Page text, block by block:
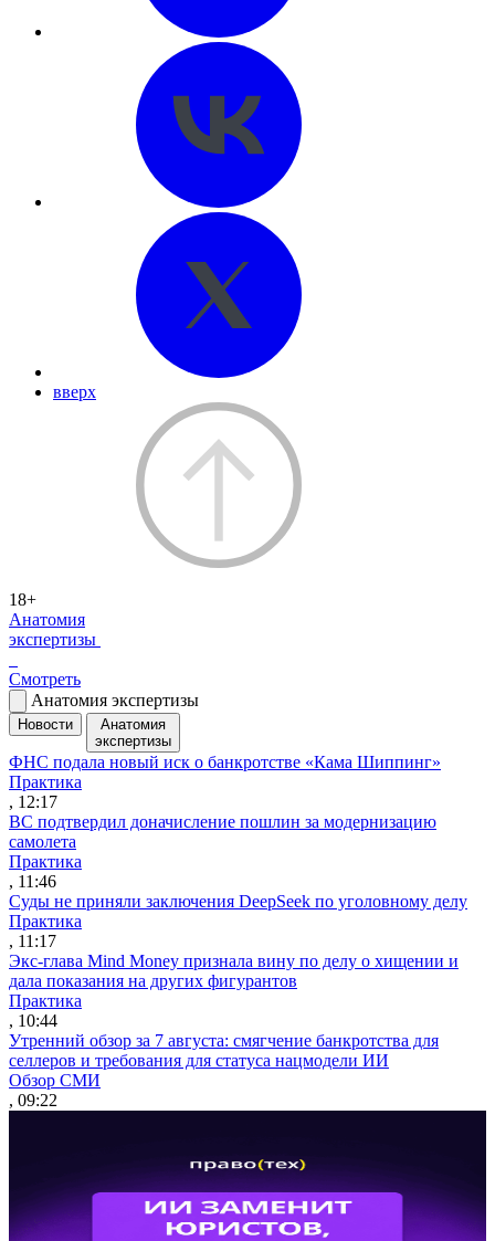
вверх
18+
Анатомия
экспертизы
Смотреть
Анатомия экспертизы
Новости
Анатомия
экспертизы
ФНС подала новый иск о банкротстве «Кама Шиппинг»
Практика
, 12:17
ВС подтвердил доначисление пошлин за модернизацию
самолета
Практика
, 11:46
Суды не приняли заключения DeepSeek по уголовному делу
Практика
, 11:17
Экс-глава Mind Money признала вину по делу о хищении и
дала показания на других фигурантов
Практика
, 10:44
Утренний обзор за 7 августа: смягчение банкротства для
селлеров и требования для статуса нацмодели ИИ
Обзор СМИ
, 09:22